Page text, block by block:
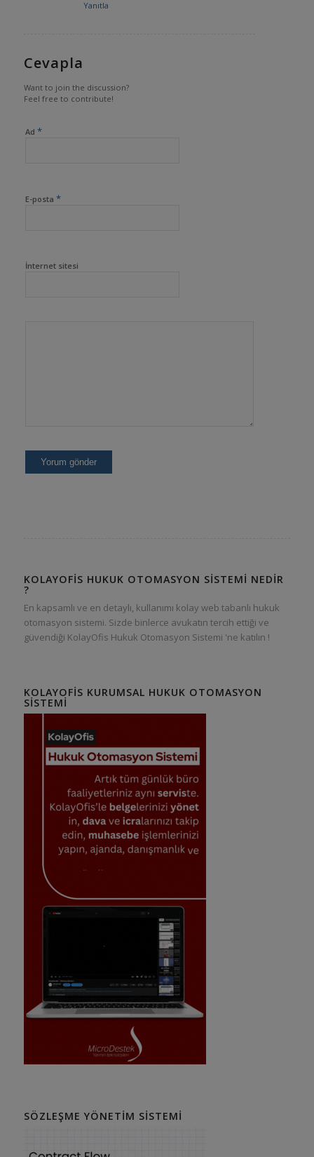
Yanıtla
Cevapla
Want to join the discussion?
Feel free to contribute!
Ad *
E-posta *
İnternet sitesi
KOLAYOFIS HUKUK OTOMASYON SISTEMI NEDIR
?
En kapsamlı ve en detaylı, kullanımı kolay web tabanlı hukuk
otomasyon sistemi. Sizde binlerce avukatın tercih ettiği ve
güvendiği KolayOfis Hukuk Otomasyon Sistemi 'ne katılın !
KOLAYOFIS KURUMSAL HUKUK OTOMASYON
SISTEMI
SÖZLEŞME YÖNETIM SISTEMI